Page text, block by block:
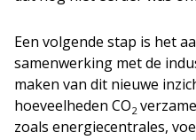
Een volgende stap is het
samenwerking met de
maken van dit nieuwe
hoeveelheden CO2
zoals energiecentrales,